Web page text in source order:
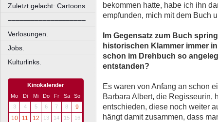
Zuletzt gelacht: Cartoons.
––––––––––––––––––––
Verlosungen.
Jobs.
Kulturlinks.
Kinokalender
Mo Di Mi Do Fr Sa
So
3
4 5 6 7 8
9
10
11 12 13 14 15 16
bekommen hatte, habe ich ihn
empfunden, mich mit dem Buch
Im Gegensatz zum Buch
historischen Klammer immer
schon im Drehbuch so
entstanden?
Es waren von Anfang an schon
Barbara Albert, die Regisseurin,
entschieden, diese noch weiter
hängt damit zusammen, dass